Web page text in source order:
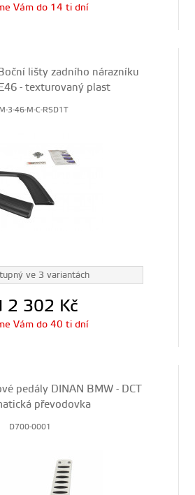
Vám do 14 ti dní
lišty zadního nárazníku
- texturovaný plast
3-46-M-C-RSD1T
ve 3 variantách
2 302 Kč
Vám do 40 ti dní
pedály DINAN BMW - DCT
převodovka
D700-0001